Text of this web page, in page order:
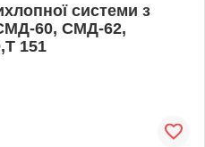
системи з
60, СМД-62,
151